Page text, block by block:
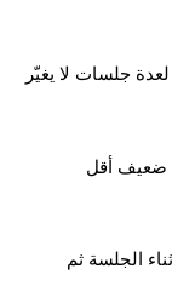
جلسات لا يغيّر
ضعيف أقل
الجلسة ثم